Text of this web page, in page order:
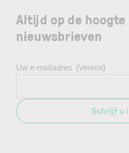
Altijd op de
nieuwsbrieven
Uw e-mailadres (Vereist)
Schrijf u